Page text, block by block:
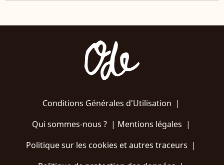
Conditions Générales d'Utilisation |
Qui sommes-nous ?| Mentions légales |
Politique sur les cookies et autres traceurs |